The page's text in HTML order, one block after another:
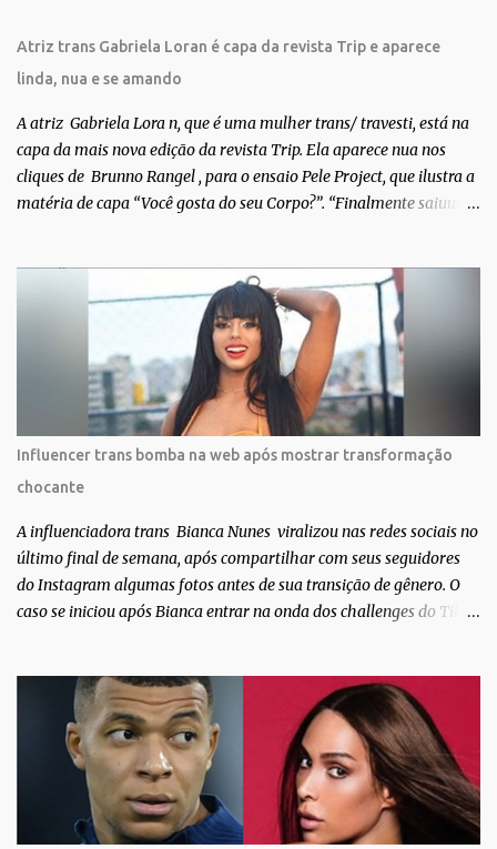
Atriz trans Gabriela Loran é capa da revista Trip e aparece
linda, nua e se amando
A atriz Gabriela Lora n, que é uma mulher trans/ travesti, está na
capa da mais nova edição da revista Trip. Ela aparece nua nos
cliques de Brunno Rangel , para o ensaio Pele Project, que ilustra a
matéria de capa “Você gosta do seu Corpo?”. “Finalmente saiuuu!!!
convidarem para esse projeto incrível, que fala acima de tudo
sobre amor. Todo carinho do mundo para a Dri da Trip que foi a
ponte disso tudo”, escreveu Gabriela. Gabriela classificou a capa
como linda e a matéria que envolvem 180 histórias (e corpos nus)
de gente que se apaixonou pela própria pele – como
extraordinária. O Pele Projetc tem como objetivo fotografar e
expor uma diversidade de corpos nus, ressaltando a beleza das
especificidades físicas. A atriz se tornou nacionalmente conhecida
após fazer uma participação especial na novela teen Malhação, da
TV Globo. Na trama, ela inte...
Influencer trans bomba na web após mostrar transformação
chocante
A influenciadora trans Bianca Nunes viralizou nas redes sociais no
último final de semana, após compartilhar com seus seguidores
do Instagram algumas fotos antes de sua transição de gênero. O
caso se iniciou após Bianca entrar na onda dos challenges do Tik
Bianca aparece ainda muito jovem e usando roupas masculinas,
após algumas fotos diferentes, ela finalmente aparece usando um
biquíni fio dental, com cabelo longo e seios. Através do Instagram,
a morena desabafou como foi passar um período da sua vida no
exército brasileiro. Segundo Bianca, ela apenas se alistou como
uma forma de provar que sua identidade de gênero não seria algo